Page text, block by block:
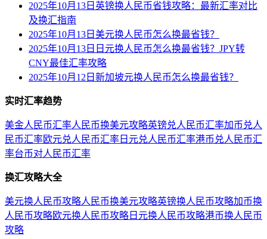
2025年10月13日英镑换人民币省钱攻略：最新汇率对比
及换汇指南
2025年10月13日美元换人民币怎么换最省钱？
2025年10月13日日元换人民币怎么换最省钱？JPY转
CNY最佳汇率攻略
2025年10月12日新加坡元换人民币怎么换最省钱？
实时汇率趋势
美金人民币汇率人民币换美元攻略英镑兑人民币汇率加币兑人
民币汇率欧元兑人民币汇率 日元兑人民币汇率港币兑人民币汇
率台币对人民币汇率
换汇攻略大全
美元换人民币攻略人民币换美元攻略英镑换人民币攻略加币换
人民币攻略欧元换人民币攻略 日元换人民币攻略港币换人民币
攻略